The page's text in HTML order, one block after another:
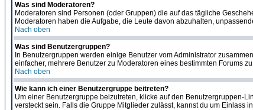
Was sind Moderatoren?
Moderatoren sind Personen (oder Gruppen) die auf das tägliche
Moderatoren haben die Aufgabe, die Leute davon abzuhalten,
Nach oben
Was sind Benutzergruppen?
In Benutzergruppen werden einige Benutzer vom Administrator
einfacher, mehrere Benutzer zu Moderatoren eines bestimmten Forums
Nach oben
Wie kann ich einer Benutzergruppe beitreten?
Um einer Benutzergruppe beizutreten, klicke auf den Benutzergruppen-
versteckt sein. Falls die Gruppe Mitglieder zulässt, kannst du um Einlass